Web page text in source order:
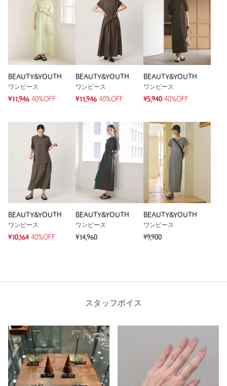
BEAUTY&YOUTH
ワンピース
¥11,946 40%OFF
BEAUTY&YOUTH
ワンピース
¥11,946 40%OFF
BEAUTY&YOUTH
ワンピース
¥5,940 40%OFF
BEAUTY&YOUTH
ワンピース
¥10,164 40%OFF
BEAUTY&YOUTH
ワンピース
¥14,960
BEAUTY&YOUTH
ワンピース
¥9,900
スタッフボイス